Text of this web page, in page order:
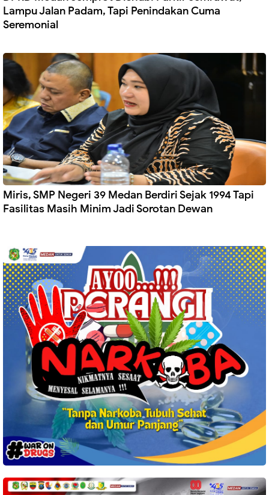
Lampu Jalan Padam, Tapi Penindakan Cuma
Seremonial
Miris, SMP Negeri 39 Medan Berdiri Sejak 1994 Tapi
Fasilitas Masih Minim Jadi Sorotan Dewan